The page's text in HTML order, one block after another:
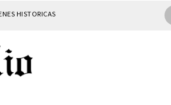
HISTORICAS